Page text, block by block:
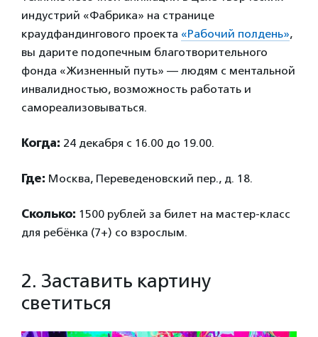
индустрий «Фабрика» на странице
краудфандингового проекта «Рабочий полдень»,
вы дарите подопечным благотворительного
фонда «Жизненный путь» — людям с ментальной
инвалидностью, возможность работать и
самореализовываться.
Когда: 24 декабря с 16.00 до 19.00.
Где: Москва, Переведеновский пер., д. 18.
Сколько: 1500 рублей за билет на мастер-класс
для ребёнка (7+) со взрослым.
2. Заставить картину
светиться